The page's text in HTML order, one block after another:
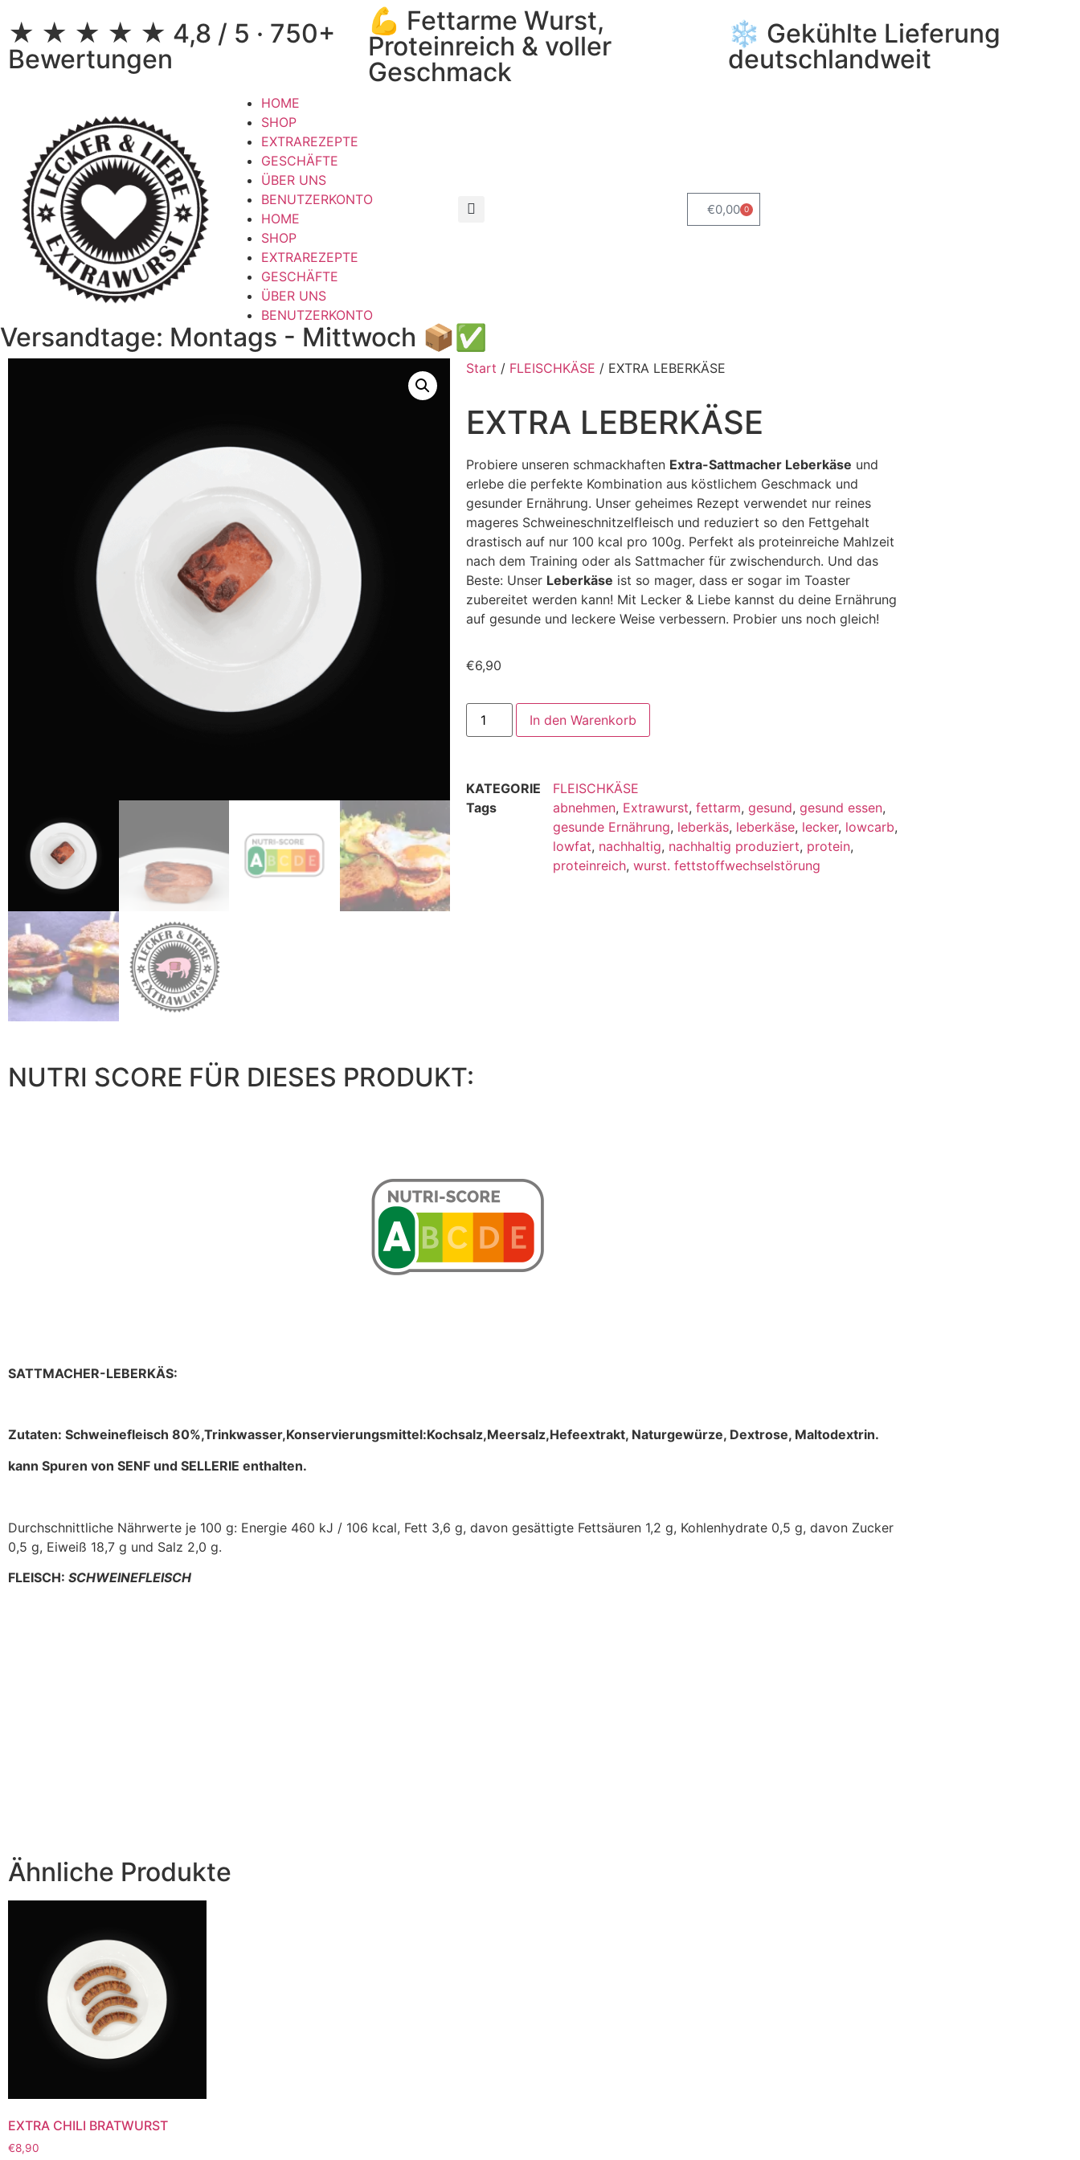
★ ★ ★ ★ ★ 4,8 / 5 · 750+
Bewertungen
💪 Fettarme Wurst,
Proteinreich & voller
Geschmack
❄️ Gekühlte Lieferung
deutschlandweit
HOME
SHOP
EXTRAREZEPTE
GESCHÄFTE
ÜBER UNS
BENUTZERKONTO
HOME
SHOP
EXTRAREZEPTE
GESCHÄFTE
ÜBER UNS
BENUTZERKONTO
€0,00 0
Versandtage: Montags - Mittwoch 📦✅
Start / FLEISCHKÄSE / EXTRA LEBERKÄSE
EXTRA LEBERKÄSE
Probiere unseren schmackhaften Extra-Sattmacher Leberkäse und
erlebe die perfekte Kombination aus köstlichem Geschmack und
gesunder Ernährung. Unser geheimes Rezept verwendet nur reines
mageres Schweineschnitzelfleisch und reduziert so den Fettgehalt
drastisch auf nur 100 kcal pro 100g. Perfekt als proteinreiche Mahlzeit
nach dem Training oder als Sattmacher für zwischendurch. Und das
Beste: Unser Leberkäse ist so mager, dass er sogar im Toaster
zubereitet werden kann! Mit Lecker & Liebe kannst du deine Ernährung
auf gesunde und leckere Weise verbessern. Probier uns noch gleich!
€6,90
In den Warenkorb
KATEGORIE
FLEISCHKÄSE
Tags
abnehmen, Extrawurst, fettarm, gesund, gesund essen,
gesunde Ernährung, leberkäs, leberkäse, lecker, lowcarb,
lowfat, nachhaltig, nachhaltig produziert, protein,
proteinreich, wurst. fettstoffwechselstörung
NUTRI SCORE FÜR DIESES PRODUKT:
SATTMACHER-LEBERKÄS:
Zutaten: Schweinefleisch 80%,Trinkwasser,Konservierungsmittel:Kochsalz,Meersalz,Hefeextrakt, Naturgewürze, Dextrose, Maltodextrin.
kann Spuren von SENF und SELLERIE enthalten.
Durchschnittliche Nährwerte je 100 g: Energie 460 kJ / 106 kcal, Fett 3,6 g, davon gesättigte Fettsäuren 1,2 g, Kohlenhydrate 0,5 g, davon Zucker
0,5 g, Eiweiß 18,7 g und Salz 2,0 g.
FLEISCH: SCHWEINEFLEISCH
Ähnliche Produkte
EXTRA CHILI BRATWURST
€8,90